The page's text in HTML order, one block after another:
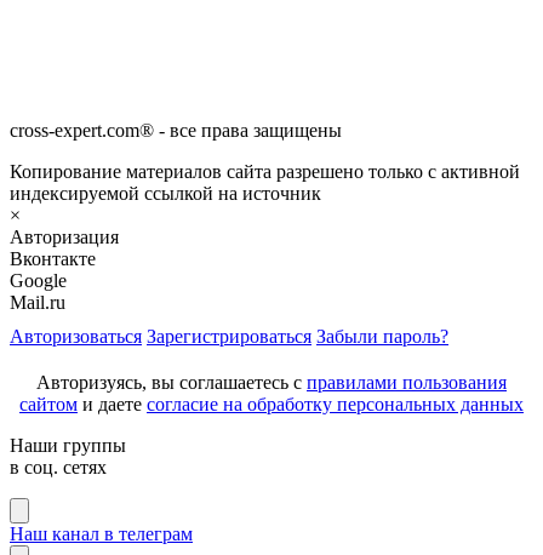
cross-expert.com® - все права защищены
Копирование материалов сайта разрешено только с активной
индексируемой ссылкой на источник
×
Авторизация
Вконтакте
Google
Mail.ru
Авторизоваться Зарегистрироваться Забыли пароль?
Авторизуясь, вы соглашаетесь с правилами пользования
сайтом и даете согласие на обработку персональных данных
Наши группы
в соц. сетях
Наш канал в телеграм